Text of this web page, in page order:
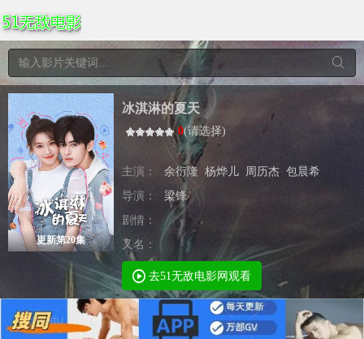
更新第20集
冰淇淋的夏天
0(请选择)
主演： 余衍隆 杨烨儿 周历杰 包晨希
导演：
梁锋
剧情：
又名：
去51无敌电影网观看